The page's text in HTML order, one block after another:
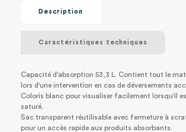
Description
Caractéristiques techniques
Capacité d'absorption 53,3 L. Contient tout le
lors d'une intervention en cas de déversements
Coloris blanc pour visualiser facilement lorsqu'il
saturé.
Sac transparent réutilisable avec fermeture à
pour un accès rapide aux produits absorbants.